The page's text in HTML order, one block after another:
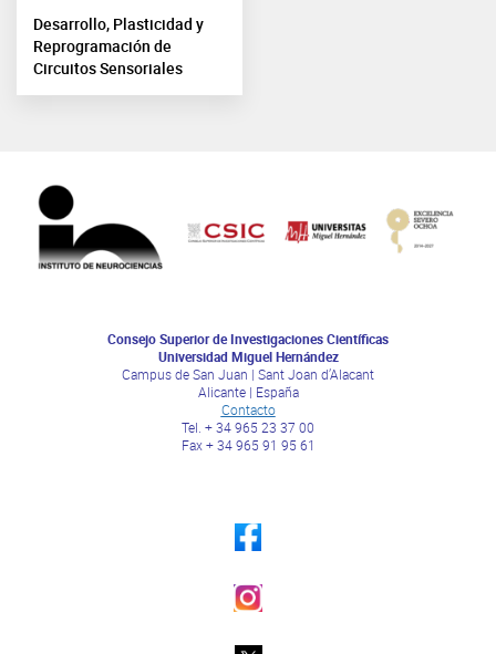
Desarrollo, Plasticidad y
Reprogramación de
Circuitos Sensoriales
Consejo Superior de Investigaciones Científicas
Universidad Miguel Hernández
Campus de San Juan | Sant Joan d’Alacant
Alicante | España
Contacto
Tel. + 34 965 23 37 00
Fax + 34 965 91 95 61